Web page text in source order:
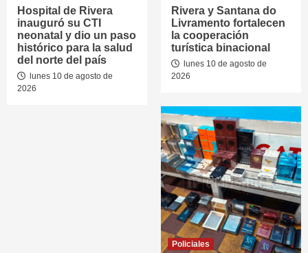
Hospital de Rivera
inauguró su CTI
neonatal y dio un paso
histórico para la salud
del norte del país
lunes 10 de agosto de
2026
Rivera y Santana do
Livramento fortalecen
la cooperación
turística binacional
lunes 10 de agosto de
2026
Policiales